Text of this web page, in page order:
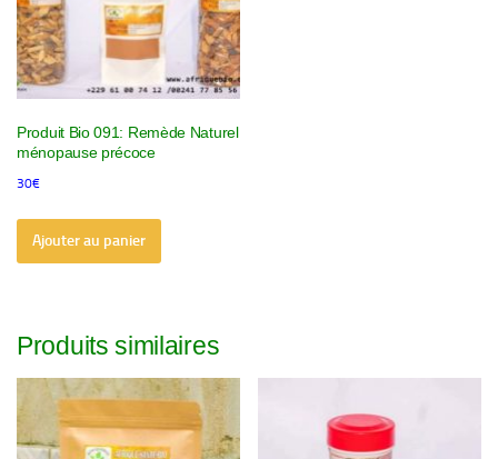
Produit Bio 091: Remède Naturel
ménopause précoce
30€
Ajouter au panier
Produits similaires